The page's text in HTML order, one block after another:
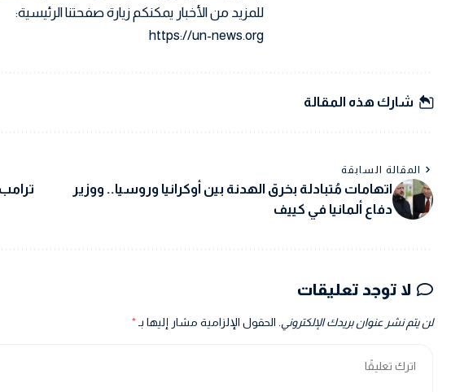
للمزيد من الأخبار يمكنكم زيارة صفحتنا الرئيسية:
https://un-news.org
شارك هذه المقالة
المقالة السابقة
اتهامات مُتبادلة بخرق الهدنة بين أوكرانيا وروسيا.. ووزير
دفاع ألمانيا في كييف
لا توجد تعليقات
لن يتم نشر عنوان بريدك الإلكتروني. الحقول الإلزامية مشار إليها بـ *